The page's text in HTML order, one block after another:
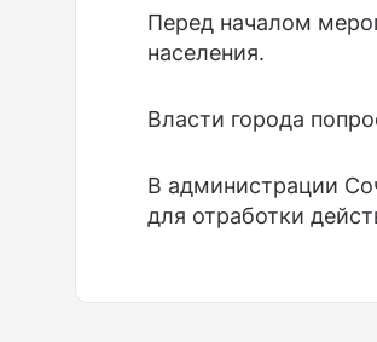
Перед началом
населения.
Власти города
В администрации
для отработки